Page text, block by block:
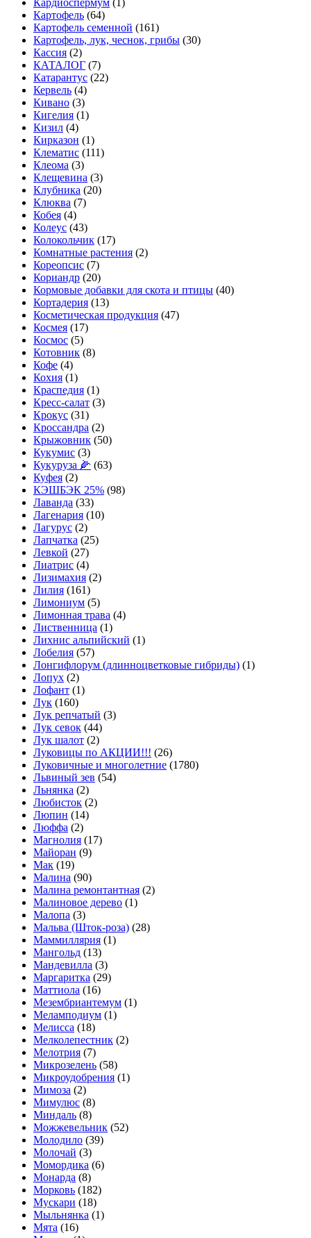
Кардиоспермум (1)
Картофель (64)
Картофель семенной (161)
Картофель, лук, чеснок, грибы (30)
Кассия (2)
КАТАЛОГ (7)
Катарантус (22)
Кервель (4)
Кивано (3)
Кигелия (1)
Кизил (4)
Кирказон (1)
Клематис (111)
Клеома (3)
Клещевина (3)
Клубника (20)
Клюква (7)
Кобея (4)
Колеус (43)
Колокольчик (17)
Комнатные растения (2)
Кореопсис (7)
Кориандр (20)
Кормовые добавки для скота и птицы (40)
Кортадерия (13)
Косметическая продукция (47)
Космея (17)
Космос (5)
Котовник (8)
Кофе (4)
Кохия (1)
Краспедия (1)
Кресс-салат (3)
Крокус (31)
Кроссандра (2)
Крыжовник (50)
Кукумис (3)
Кукуруза 🌽 (63)
Куфея (2)
КЭШБЭК 25% (98)
Лаванда (33)
Лагенария (10)
Лагурус (2)
Лапчатка (25)
Левкой (27)
Лиатрис (4)
Лизимахия (2)
Лилия (161)
Лимониум (5)
Лимонная трава (4)
Лиственница (1)
Лихнис альпийский (1)
Лобелия (57)
Лонгифлорум (длинноцветковые гибриды) (1)
Лопух (2)
Лофант (1)
Лук (160)
Лук репчатый (3)
Лук севок (44)
Лук шалот (2)
Луковицы по АКЦИИ!!! (26)
Луковичные и многолетние (1780)
Львиный зев (54)
Льнянка (2)
Любисток (2)
Люпин (14)
Люффа (2)
Магнолия (17)
Майоран (9)
Мак (19)
Малина (90)
Малина ремонтантная (2)
Малиновое дерево (1)
Малопа (3)
Мальва (Шток-роза) (28)
Маммиллярия (1)
Мангольд (13)
Мандевилла (3)
Маргаритка (29)
Маттиола (16)
Мезембриантемум (1)
Меламподиум (1)
Мелисса (18)
Мелколепестник (2)
Мелотрия (7)
Микрозелень (58)
Микроудобрения (1)
Мимоза (2)
Мимулюс (8)
Миндаль (8)
Можжевельник (52)
Молодило (39)
Молочай (3)
Момордика (6)
Монарда (8)
Морковь (182)
Мускари (18)
Мыльнянка (1)
Мята (16)